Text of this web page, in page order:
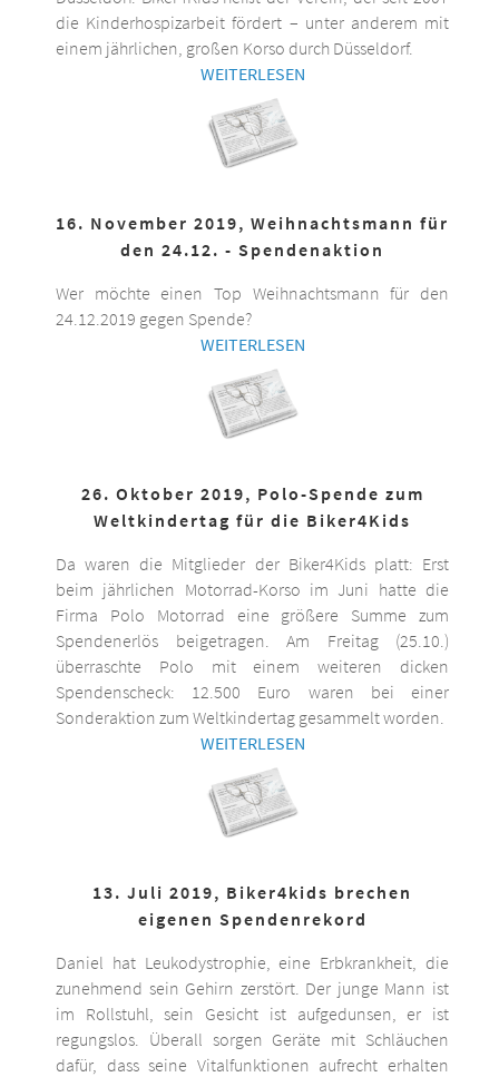
die Kinderhospizarbeit fördert – unter anderem mit
einem jährlichen, großen Korso durch Düsseldorf.
WEITERLESEN
16. November 2019, Weihnachtsmann für
den 24.12. - Spendenaktion
Wer möchte einen Top Weihnachtsmann für den
24.12.2019 gegen Spende?
WEITERLESEN
26. Oktober 2019, Polo-Spende zum
Weltkindertag für die Biker4Kids
Da waren die Mitglieder der Biker4Kids platt: Erst
beim jährlichen Motorrad-Korso im Juni hatte die
Firma Polo Motorrad eine größere Summe zum
Spendenerlös beigetragen. Am Freitag (25.10.)
überraschte Polo mit einem weiteren dicken
Spendenscheck: 12.500 Euro waren bei einer
Sonderaktion zum Weltkindertag gesammelt worden.
WEITERLESEN
13. Juli 2019, Biker4kids brechen
eigenen Spendenrekord
Daniel hat Leukodystrophie, eine Erbkrankheit, die
zunehmend sein Gehirn zerstört. Der junge Mann ist
im Rollstuhl, sein Gesicht ist aufgedunsen, er ist
regungslos. Überall sorgen Geräte mit Schläuchen
dafür, dass seine Vitalfunktionen aufrecht erhalten